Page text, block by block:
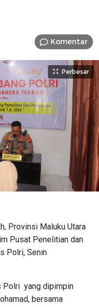
Komentar
Perbesar
Provinsi Maluku Utara
Pusat Penelitian dan
Polri, Senin
Polri yang dipimpin
bersama